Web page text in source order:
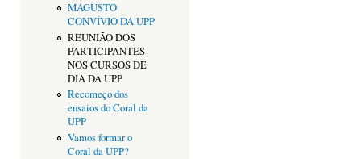
MAGUSTO
CONVÍVIO DA UPP
REUNIÃO DOS
PARTICIPANTES
NOS CURSOS DE
DIA DA UPP
Recomeço dos
ensaios do Coral da
UPP
Vamos formar o
Coral da UPP?